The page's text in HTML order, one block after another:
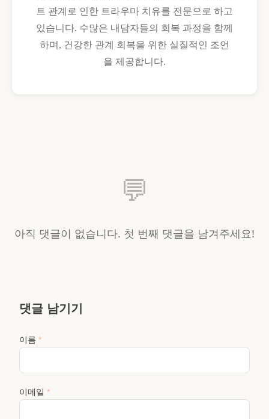
트 관계로 인한 트라우마 치유를 전문으로 하고
있습니다. 수많은 내담자들의 회복 과정을 함께
하며, 건강한 관계 회복을 위한 실질적인 조언
을 제공합니다.
💬
아직 댓글이 없습니다. 첫 번째 댓글을 남겨주세요!
댓글 남기기
이름 *
이메일 *